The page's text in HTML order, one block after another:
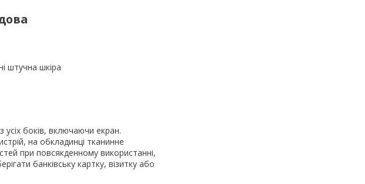
штучна шкіра
боків, включаючи екран.
на обкладинці тканинне
при повсякденному використанні,
банківську картку, візитку або